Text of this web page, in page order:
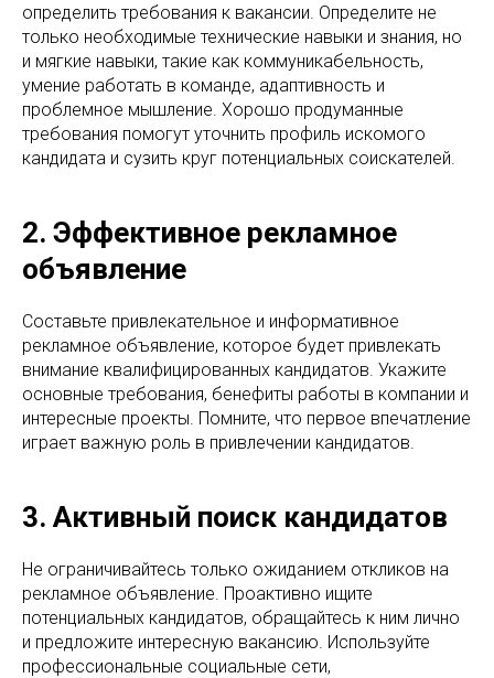
определить требования к вакансии. Определите не
только необходимые технические навыки и знания, но
и мягкие навыки, такие как коммуникабельность,
умение работать в команде, адаптивность и
проблемное мышление. Хорошо продуманные
требования помогут уточнить профиль искомого
кандидата и сузить круг потенциальных соискателей.
2. Эффективное рекламное
объявление
Составьте привлекательное и информативное
рекламное объявление, которое будет привлекать
внимание квалифицированных кандидатов. Укажите
основные требования, бенефиты работы в компании и
интересные проекты. Помните, что первое впечатление
играет важную роль в привлечении кандидатов.
3. Активный поиск кандидатов
Не ограничивайтесь только ожиданием откликов на
рекламное объявление. Проактивно ищите
потенциальных кандидатов, обращайтесь к ним лично
и предложите интересную вакансию. Используйте
профессиональные социальные сети,